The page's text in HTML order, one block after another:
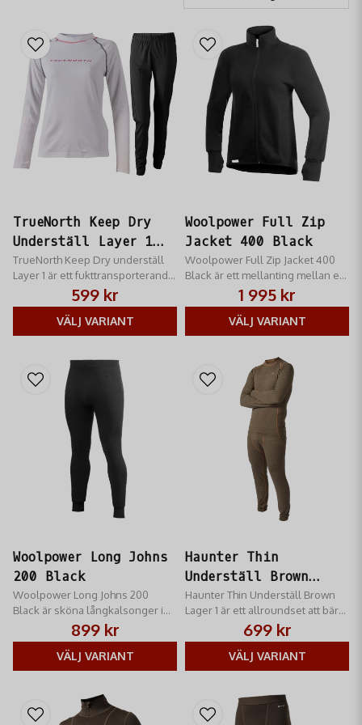
TrueNorth Keep Dry
Underställ Layer 1
Unisex
TrueNorth Keep Dry underställ
Layer 1 är ett fukttransporterande
baslager som håller dig torr och
bekväm vid aktivitet.
599 kr
VÄLJ VARIANT
Woolpower Full Zip
Jacket 400 Black
Woolpower Full Zip Jacket 400
Black är ett mellanting mellan en
tröja och en jacka.
1 995 kr
VÄLJ VARIANT
Woolpower Long Johns
200 Black
Woolpower Long Johns 200
Black​ är sköna långkalsonger i
unisexmodell​ som är rundstickad
och helt utan längsgående
899 kr
VÄLJ VARIANT
Haunter Thin
Underställ Brown
Lager 1
Haunter Thin Underställ Brown
Lager 1 är ett allroundset att bära
under jeans eller jaktbyxa när
det inte är som kallas
699 kr
VÄLJ VARIANT